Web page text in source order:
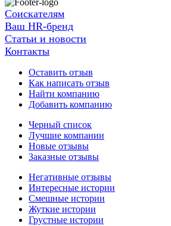
Соискателям
Ваш HR-бренд
Статьи и новости
Контакты
Оставить отзыв
Как написать отзыв
Найти компанию
Добавить компанию
Черный список
Лучшие компании
Новые отзывы
Заказные отзывы
Негативные отзывы
Интересные истории
Смешные истории
Жуткие истории
Грустные истории